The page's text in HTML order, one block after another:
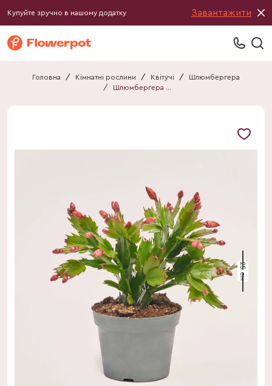
Купуйте зручно в нашому додатку Завантажити
Головна / Кімнатні рослини / Квітучі /
Шлюмбергера
/
Шлюмбергера мікс
25 см